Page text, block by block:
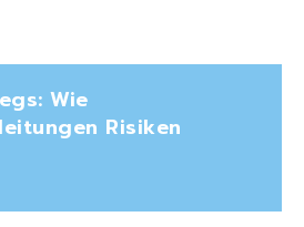
Wie
Risiken